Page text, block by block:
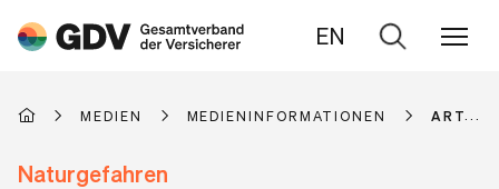
EN
Zur
MEDIEN MEDIENINFORMATIONEN
Naturgefahren